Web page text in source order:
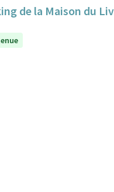
de la Maison du